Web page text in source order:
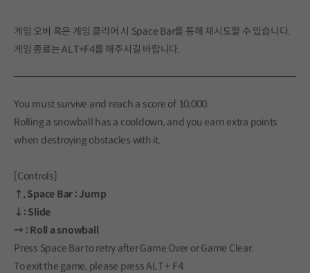
게임 오버 혹은 게임 클리어 시 Space Bar를 통해 재시도할 수 있습니다.
게임 종료는 ALT+F4를 해주시길 바랍니다.
You must survive and reach a score of 10,000.
Rolling a snowball has a cooldown, and you earn extra points
when destroying obstacles with it.
[Controls]
↑, Space Bar : Jump
↓: Slide
→ : Roll a snowball
Press Space Bar to retry after Game Over or Game Clear.
To exit the game, please press ALT + F4.